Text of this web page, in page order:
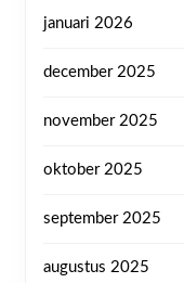
januari 2026
december 2025
november 2025
oktober 2025
september 2025
augustus 2025